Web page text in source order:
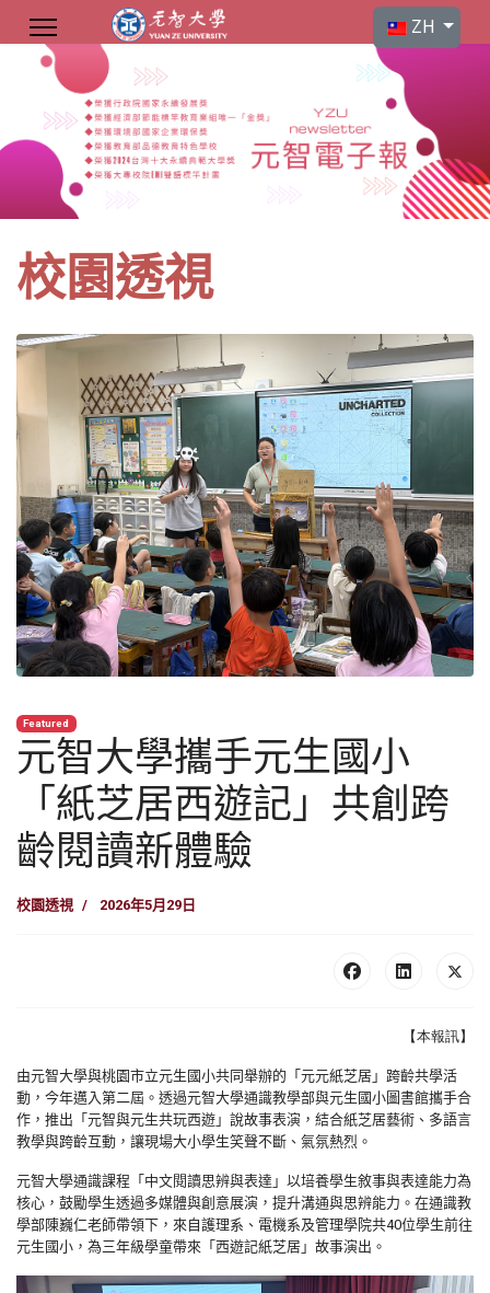
選擇你的語言
ZH
校園透視
Featured
元智大學攜手元生國小
「紙芝居西遊記」共創跨
齡閱讀新體驗
校園透視 2026年5月29日
【本報訊】
由元智大學與桃園市立元生國小共同舉辦的「元元紙芝居」跨齡共學活
動，今年邁入第二屆。透過元智大學通識教學部與元生國小圖書館攜手合
作，推出「元智與元生共玩西遊」說故事表演，結合紙芝居藝術、多語言
教學與跨齡互動，讓現場大小學生笑聲不斷、氣氛熱烈。
元智大學通識課程「中文閱讀思辨與表達」以培養學生敘事與表達能力為
核心，鼓勵學生透過多媒體與創意展演，提升溝通與思辨能力。在通識教
學部陳巍仁老師帶領下，來自護理系、電機系及管理學院共40位學生前往
元生國小，為三年級學童帶來「西遊記紙芝居」故事演出。